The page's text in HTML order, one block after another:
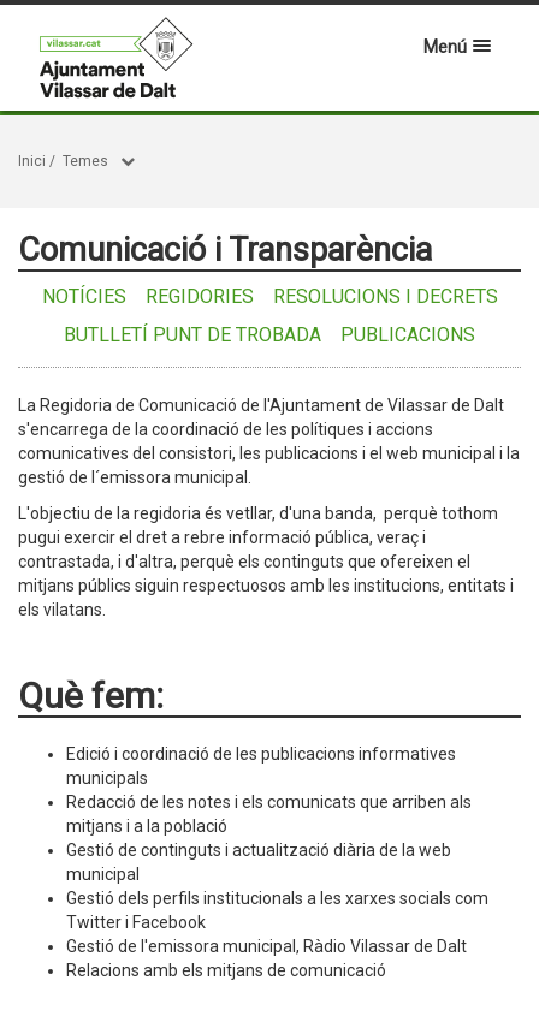
Menú
Inici / Temes
Comunicació i Transparència
NOTÍCIES REGIDORIES
RESOLUCIONS I DECRETS
BUTLLETÍ PUNT DE TROBADA
PUBLICACIONS
La Regidoria de Comunicació de l'Ajuntament de Vilassar de Dalt
s'encarrega de la coordinació de les polítiques i accions
comunicatives del consistori, les publicacions i el web municipal i la
gestió de l´emissora municipal.
L'objectiu de la regidoria és vetllar, d'una banda, perquè tothom
pugui exercir el dret a rebre informació pública, veraç i
contrastada, i d'altra, perquè els continguts que ofereixen el
mitjans públics siguin respectuosos amb les institucions, entitats i
els vilatans.
Què fem:
Edició i coordinació de les publicacions informatives
municipals
Redacció de les notes i els comunicats que arriben als
mitjans i a la població
Gestió de continguts i actualització diària de la web
municipal
Gestió dels perfils institucionals a les xarxes socials com
Twitter i Facebook
Gestió de l'emissora municipal, Ràdio Vilassar de Dalt
Relacions amb els mitjans de comunicació